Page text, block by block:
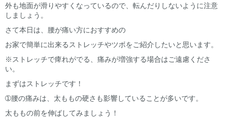
外も地面が滑りやすくなっているので、転んだりしないように注意
しましょう。
さて本日は、腰が痛い方におすすめの
お家で簡単に出来るストレッチやツボをご紹介したいと思います。
※ストレッチで痺れがでる、痛みが増強する場合はご遠慮くださ
い。
まずはストレッチです！
➀腰の痛みは、太ももの硬さも影響していることが多いです。
太ももの前を伸ばしてみましょう！